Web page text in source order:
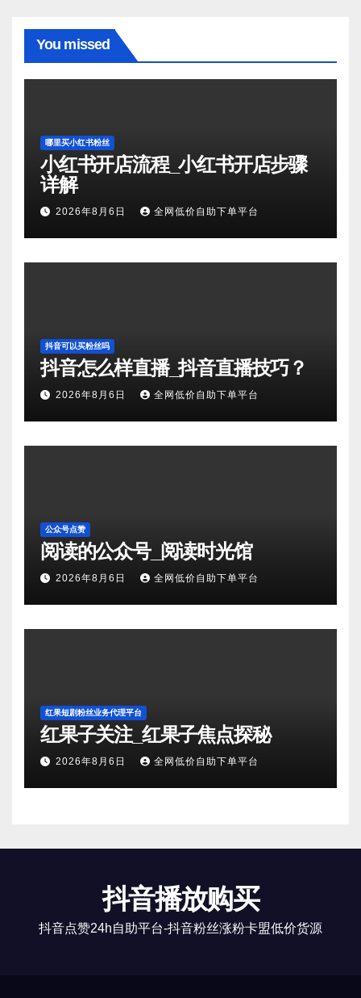
You missed
哪里买小红书粉丝
小红书开店流程_小红书开店步骤
详解
2026年8月6日 全网低价自助下单平台
抖音可以买粉丝吗
抖音怎么样直播_抖音直播技巧？
2026年8月6日 全网低价自助下单平台
公众号点赞
阅读的公众号_阅读时光馆
2026年8月6日 全网低价自助下单平台
红果短剧粉丝业务代理平台
红果子关注_红果子焦点探秘
2026年8月6日 全网低价自助下单平台
抖音播放购买
抖音点赞24h自助平台-抖音粉丝涨粉卡盟低价货源